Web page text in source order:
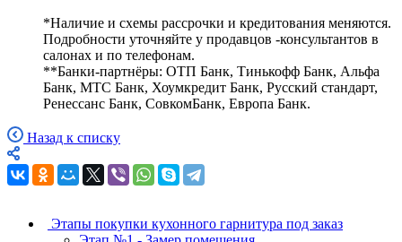
*Наличие и схемы рассрочки и кредитования меняются.
Подробности уточняйте у продавцов -консультантов в
салонах и по телефонам.
**Банки-партнёры: ОТП Банк, Тинькофф Банк, Альфа
Банк, МТС Банк, Хоумкредит Банк, Русский стандарт,
Ренессанс Банк, СовкомБанк, Европа Банк.
Назад к списку
Этапы покупки кухонного гарнитура под заказ